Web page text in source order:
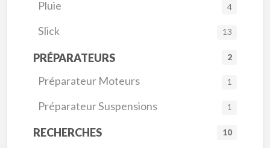
Pluie 4
Slick 13
PRÉPARATEURS 2
Préparateur Moteurs 1
Préparateur Suspensions 1
RECHERCHES 10